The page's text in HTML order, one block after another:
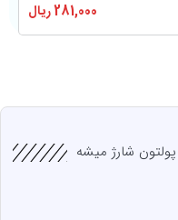
281,000ریال
شارژ میشه